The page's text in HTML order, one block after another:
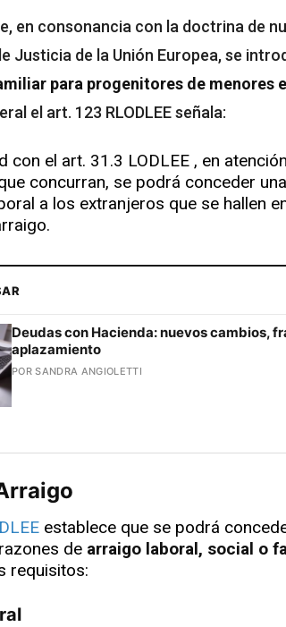
en consonancia con la doctrina de
Justicia de la Unión Europea, se
para progenitores de menores
el art. 123 RLODLEE señala:
con el art. 31.3 LODLEE , en
concurran, se podrá conceder
a los extranjeros que se hallen
Deudas con Hacienda: nuevos cambios,
aplazamiento
POR SANDRA ANGIOLETTI
establece que se podrá
de arraigo laboral, social o
requisitos: